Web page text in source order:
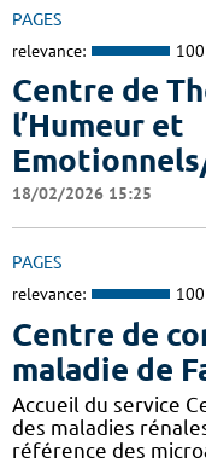
PAGES
relevance:
Centre de
l’Humeur et
18/02/2026 15:25
PAGES
relevance:
Centre de
maladie de
Accueil du service
des maladies
référence des